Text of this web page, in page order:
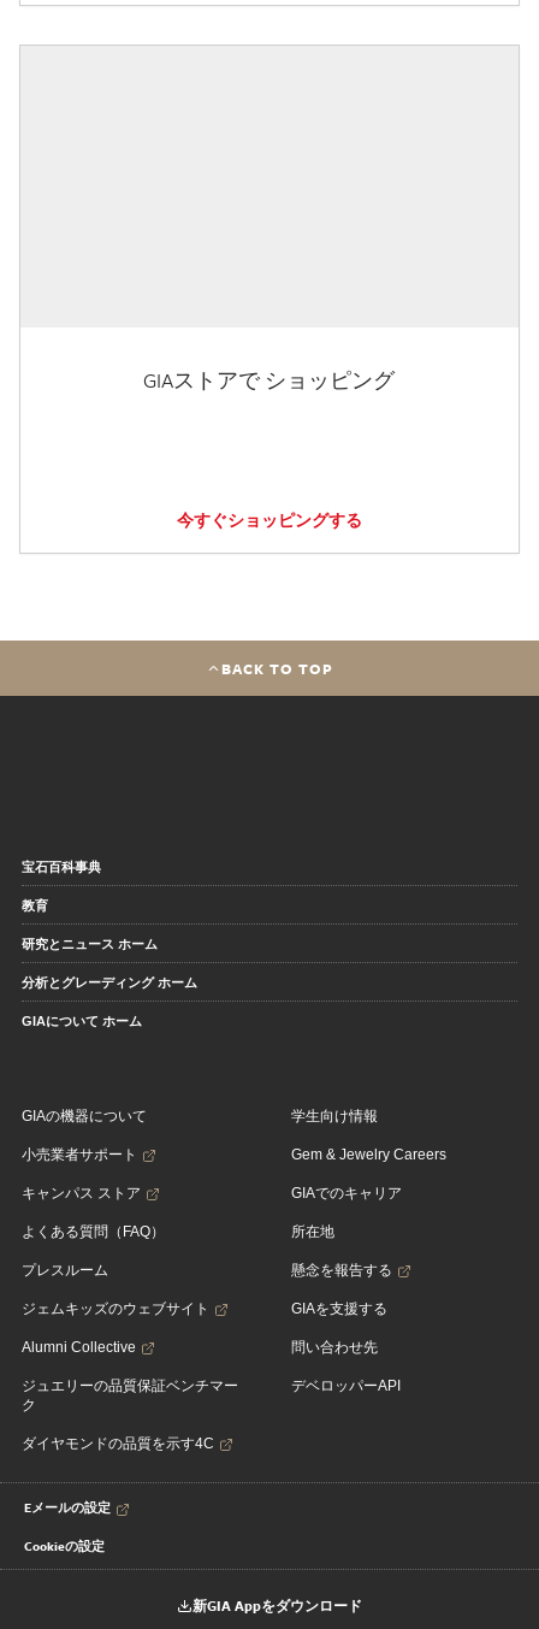
GIAストアで ショッピング
今すぐショッピングする
BACK TO TOP
宝石百科事典
教育
研究とニュース ホーム
分析とグレーディング ホーム
GIAについて ホーム
GIAの機器について
小売業者サポート
キャンパス ストア
よくある質問（FAQ）
プレスルーム
ジェムキッズのウェブサイト
Alumni Collective
ジュエリーの品質保証ベンチマー
ク
ダイヤモンドの品質を示す4C
学生向け情報
Gem & Jewelry Careers
GIAでのキャリア
所在地
懸念を報告する
GIAを支援する
問い合わせ先
デベロッパーAPI
Eメールの設定
Cookieの設定
新GIA Appをダウンロード